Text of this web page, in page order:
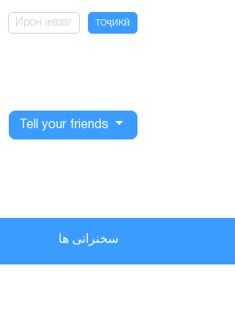
Ирон ӕвзаг тоҷикӣ
Tell your friends
سخنرانی ها